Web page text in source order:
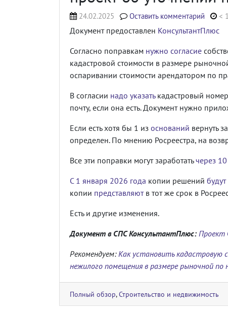
24.02.2025 Оставить комментарий <
Документ предоставлен КонсультантПлюс
Согласно поправкам нужно согласие
кадастровой стоимости в размере
оспаривании стоимости арендатором по
В согласии надо указатькадастровый
почту, если она есть. Документ нужно
Если есть хотя бы 1 из оснований вернуть
определен. По мнению Росреестра, на
Все эти поправки могут заработатьчерез
С 1 января 2026 года копии решений
копии представляютв тот же срок в
Есть и другие изменения.
Документ в СПС КонсультантПлюс: Проект
Рекомендуем: Как установить кадастровую
нежилого помещения в размере рыночной по
Полный обзор,Строительство и недвижимость